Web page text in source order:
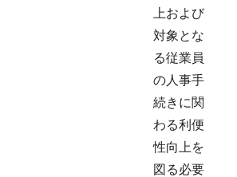
上および
対象とな
る従業員
の人事手
続きに関
わる利便
性向上を
図る必要